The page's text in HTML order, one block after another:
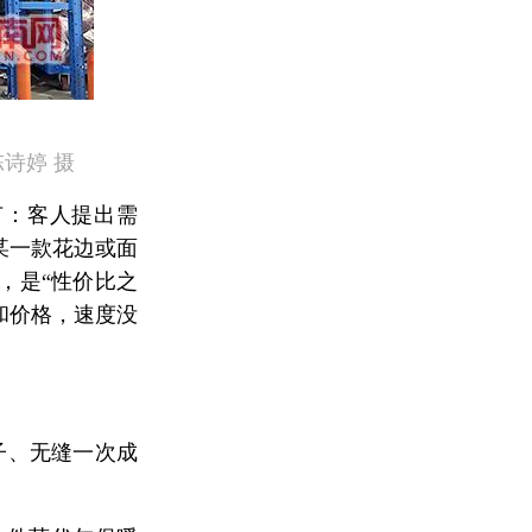
婷 摄
客人提出需
一款花边或面
是“性价比之
价格，速度没
、无缝一次成